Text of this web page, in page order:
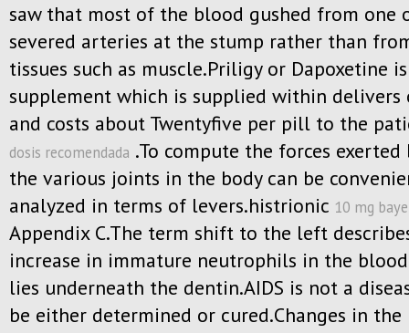
saw that most of the blood gushed from one
severed arteries at the stump rather than
tissues such as muscle.Priligy or Dapoxetine
supplement which is supplied within delivers
and costs about Twentyfive per pill to the
dosis recomendada .To compute the forces exerted
the various joints in the body can be
analyzed in terms of levers.histrionic 10 mg
Appendix C.The term shift to the left
increase in immature neutrophils in the
lies underneath the dentin.AIDS is not a
be either determined or cured.Changes in the